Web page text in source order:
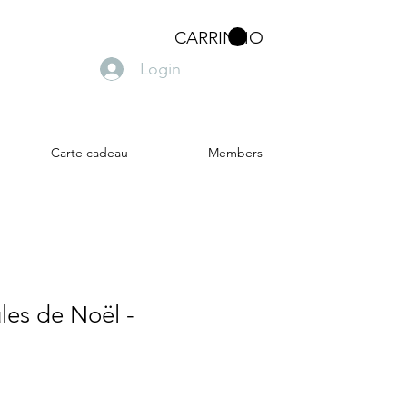
CARRINHO
Login
Carte cadeau Members
de Noël -